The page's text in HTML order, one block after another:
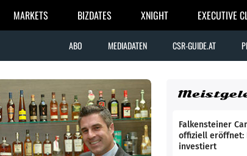
MARKETS BIZDATES XNIGHT EXECUTIVE
ABO MEDIADATEN CSR-GUIDE.AT
Falkensteiner
offiziell eröffnet:
investiert